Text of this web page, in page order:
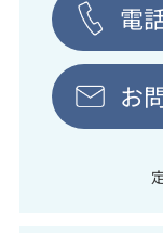
電
お